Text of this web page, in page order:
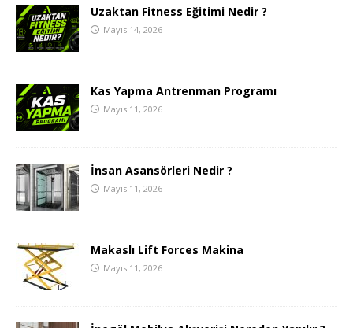
Uzaktan Fitness Eğitimi Nedir ?
Mayıs 14, 2026
Kas Yapma Antrenman Programı
Mayıs 11, 2026
İnsan Asansörleri Nedir ?
Mayıs 11, 2026
Makaslı Lift Forces Makina
Mayıs 11, 2026